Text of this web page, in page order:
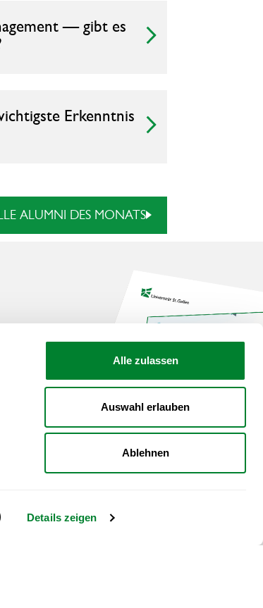
Details zeigen
Alle zulassen
Auswahl erlauben
Ablehnen
— gibt es
Erkenntnis
ALUMNI DES MONATS